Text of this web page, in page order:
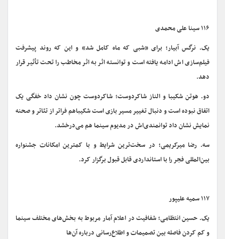
۱۱۶ سینا علی محمدی
یک. نرگس آبیار؛ برای «شبی که ماه کامل شد» و این که روند پیشرفت
فیلم‌سازی اش ادامه یافته است و توانسته اثر به اثر مخاطب را تحت تأثیر قرار
دهد.
دو. هوتن شکیبا و الناز شاکردوست؛ شاکردوست چون نشان داد خفگی یک
اتفاق نبوده است و دنبال تغییر مسیر بازی است شکیباهم فراتر از تئاتر و صحنه
نمایش نشان داد توانمندی‌اش در مدیوم سینما هم می‌درخشد.
سه. رضا میرکریمی؛ در سخت‌ترین شرایط و با کمترین امکانات جشنواره
بین‌المللی فجر را با استانداردی قابل قبول برگزار کرد.
۱۱۷ سمیه علیپور
یک. حسین انتظامی؛ شفافیت در اعلام آمار مربوط به بخش‌های مختلف سینما
و کم کردن فاصله بین تصمیمات و اطلاع‌رسانی درباره آن‌ها